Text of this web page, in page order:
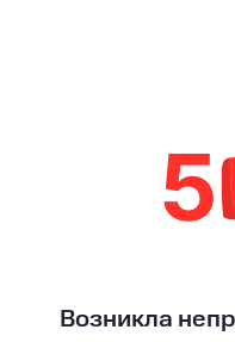
Возникла